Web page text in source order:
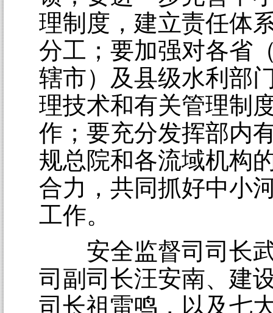
理制度，建立责任体
分工；要加强对各省
辖市）及县级水利部
理技术和有关管理制
作；要充分发挥部内
规总院和各流域机构
合力，共同抓好中小
工作。
安全监督司司长武
司副司长汪安南、建
司长祖雷鸣，以及七